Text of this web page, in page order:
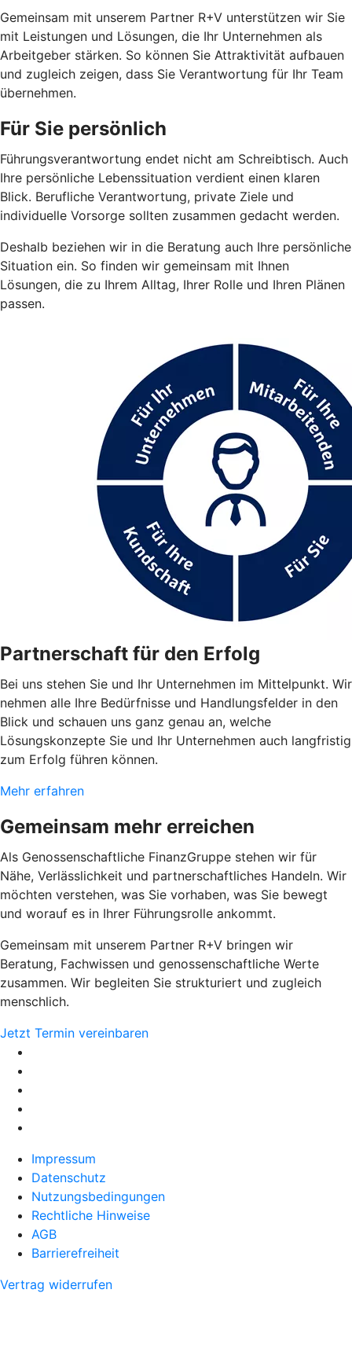
Gemeinsam mit unserem Partner R+V unterstützen wir Sie
mit Leistungen und Lösungen, die Ihr Unternehmen als
Arbeitgeber stärken. So können Sie Attraktivität aufbauen
und zugleich zeigen, dass Sie Verantwortung für Ihr Team
übernehmen.
Für Sie persönlich
Führungsverantwortung endet nicht am Schreibtisch. Auch
Ihre persönliche Lebenssituation verdient einen klaren
Blick. Berufliche Verantwortung, private Ziele und
individuelle Vorsorge sollten zusammen gedacht werden.
Deshalb beziehen wir in die Beratung auch Ihre persönliche
Situation ein. So finden wir gemeinsam mit Ihnen
Lösungen, die zu Ihrem Alltag, Ihrer Rolle und Ihren Plänen
passen.
Partnerschaft für den Erfolg
Bei uns stehen Sie und Ihr Unternehmen im Mittelpunkt. Wir
nehmen alle Ihre Bedürfnisse und Handlungsfelder in den
Blick und schauen uns ganz genau an, welche
Lösungskonzepte Sie und Ihr Unternehmen auch langfristig
zum Erfolg führen können.
Mehr erfahren
Gemeinsam mehr erreichen
Als Genossenschaftliche FinanzGruppe stehen wir für
Nähe, Verlässlichkeit und partnerschaftliches Handeln. Wir
möchten verstehen, was Sie vorhaben, was Sie bewegt
und worauf es in Ihrer Führungsrolle ankommt.
Gemeinsam mit unserem Partner R+V bringen wir
Beratung, Fachwissen und genossenschaftliche Werte
zusammen. Wir begleiten Sie strukturiert und zugleich
menschlich.
Jetzt Termin vereinbaren
Impressum
Datenschutz
Nutzungsbedingungen
Rechtliche Hinweise
AGB
Barrierefreiheit
Vertrag widerrufen